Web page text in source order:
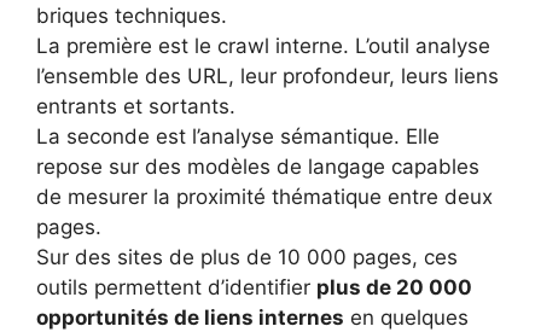
briques techniques.
La première est le crawl interne. L’outil analyse
l’ensemble des URL, leur profondeur, leurs liens
entrants et sortants.
La seconde est l’analyse sémantique. Elle
repose sur des modèles de langage capables
de mesurer la proximité thématique entre deux
pages.
Sur des sites de plus de 10 000 pages, ces
outils permettent d’identifier plus de 20 000
opportunités de liens internes en quelques